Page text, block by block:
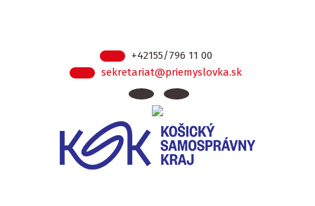
+42155/796 11 00
sekretariat@priemyslovka.sk